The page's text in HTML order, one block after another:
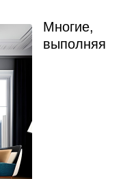
Многие,
выполняя